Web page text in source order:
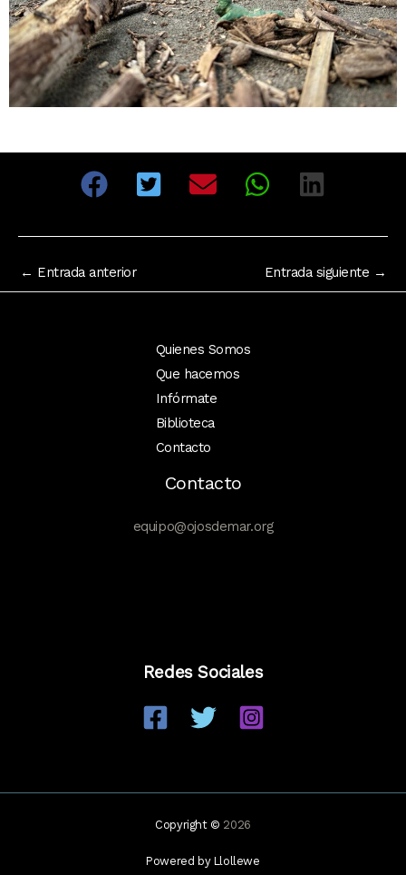
← Entrada anterior Entrada siguiente →
Quienes Somos
Que hacemos
Infórmate
Biblioteca
Contacto
Contacto
equipo@ojosdemar.org
Redes Sociales
Copyright © 2026
Powered by Llollewe